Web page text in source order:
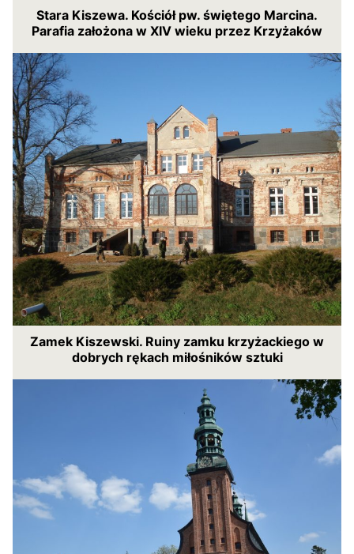
Stara Kiszewa. Kościół pw. świętego Marcina.
Parafia założona w XIV wieku przez Krzyżaków
Zamek Kiszewski. Ruiny zamku krzyżackiego w
dobrych rękach miłośników sztuki